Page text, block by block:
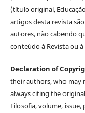
(título original,
artigos desta revista
autores, não cabendo
conteúdo à Revista ou
Declaration of
their authors, who may
always citing the
Filosofia, volume,